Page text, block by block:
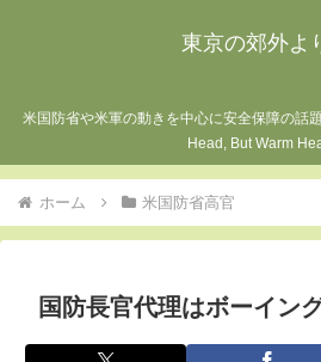
東京の郊外よ
米国防省や米軍の動きを中心に安全保障の話
Head, But Warm
ホーム 米国防省高官
国防長官代理はボーイン